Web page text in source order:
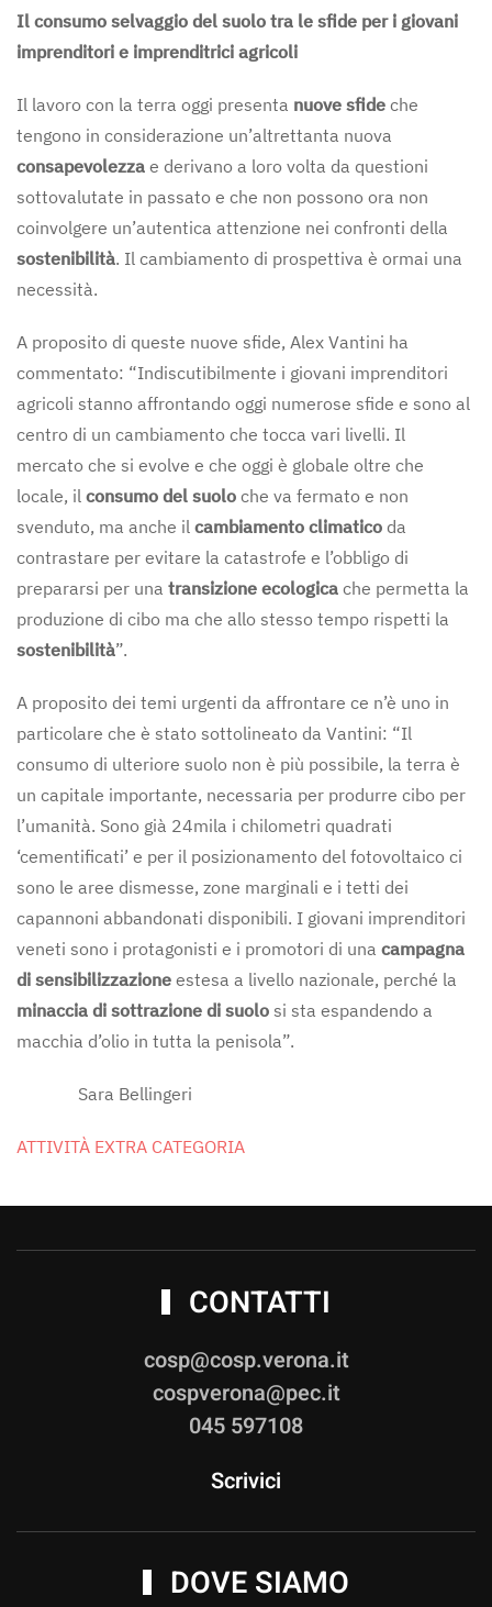
Il consumo selvaggio del suolo tra le sfide per i giovani
imprenditori e imprenditrici agricoli
Il lavoro con la terra oggi presenta nuove sfide che
tengono in considerazione un’altrettanta nuova
consapevolezza e derivano a loro volta da questioni
sottovalutate in passato e che non possono ora non
coinvolgere un’autentica attenzione nei confronti della
sostenibilità. Il cambiamento di prospettiva è ormai una
necessità.
A proposito di queste nuove sfide, Alex Vantini ha
commentato: “Indiscutibilmente i giovani imprenditori
agricoli stanno affrontando oggi numerose sfide e sono al
centro di un cambiamento che tocca vari livelli. Il
mercato che si evolve e che oggi è globale oltre che
locale, il consumo del suolo che va fermato e non
svenduto, ma anche il cambiamento climatico da
contrastare per evitare la catastrofe e l’obbligo di
prepararsi per una transizione ecologica che permetta la
produzione di cibo ma che allo stesso tempo rispetti la
sostenibilità”.
A proposito dei temi urgenti da affrontare ce n’è uno in
particolare che è stato sottolineato da Vantini: “Il
consumo di ulteriore suolo non è più possibile, la terra è
un capitale importante, necessaria per produrre cibo per
l’umanità. Sono già 24mila i chilometri quadrati
‘cementificati’ e per il posizionamento del fotovoltaico ci
sono le aree dismesse, zone marginali e i tetti dei
capannoni abbandonati disponibili. I giovani imprenditori
veneti sono i protagonisti e i promotori di una campagna
di sensibilizzazione estesa a livello nazionale, perché la
minaccia di sottrazione di suolo si sta espandendo a
macchia d’olio in tutta la penisola”.
Sara Bellingeri
ATTIVITÀ EXTRA CATEGORIA
CONTATTI
cosp@cosp.verona.it
cospverona@pec.it
045 597108
Scrivici
DOVE SIAMO